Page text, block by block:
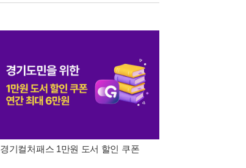
경기컬처패스 1만원 도서 할인 쿠폰